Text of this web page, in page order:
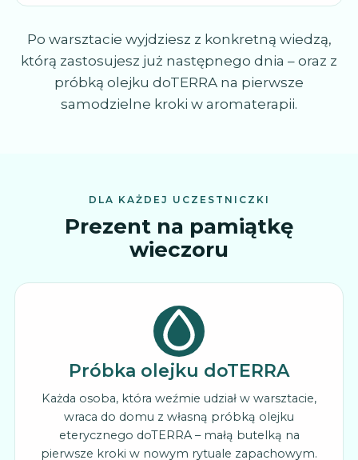
Po warsztacie wyjdziesz z konkretną wiedzą,
którą zastosujesz już następnego dnia – oraz z
próbką olejku doTERRA na pierwsze
samodzielne kroki w aromaterapii.
DLA KAŻDEJ UCZESTNICZKI
Prezent na pamiątkę
wieczoru
Próbka olejku doTERRA
Każda osoba, która weźmie udział w warsztacie,
wraca do domu z własną próbką olejku
eterycznego doTERRA – małą butelką na
pierwsze kroki w nowym rytuale zapachowym.